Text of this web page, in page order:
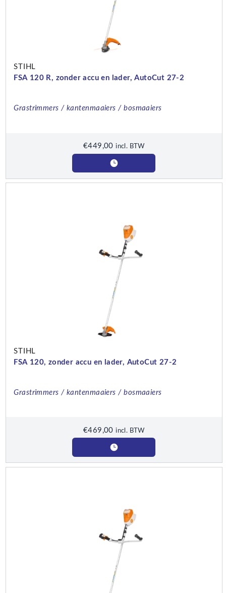
STIHL
FSA 120 R, zonder accu en lader, AutoCut 27-2
Grastrimmers / kantenmaaiers / bosmaaiers
€449,00 incl. BTW
STIHL
FSA 120, zonder accu en lader, AutoCut 27-2
Grastrimmers / kantenmaaiers / bosmaaiers
€469,00 incl. BTW